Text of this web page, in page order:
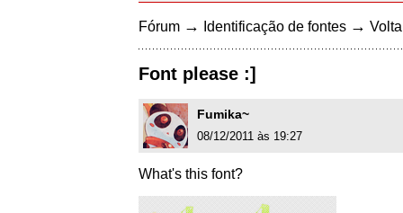
Fórum → Identificação de fontes →
Font please :]
Fumika~
08/12/2011 às 19:27
What's this font?